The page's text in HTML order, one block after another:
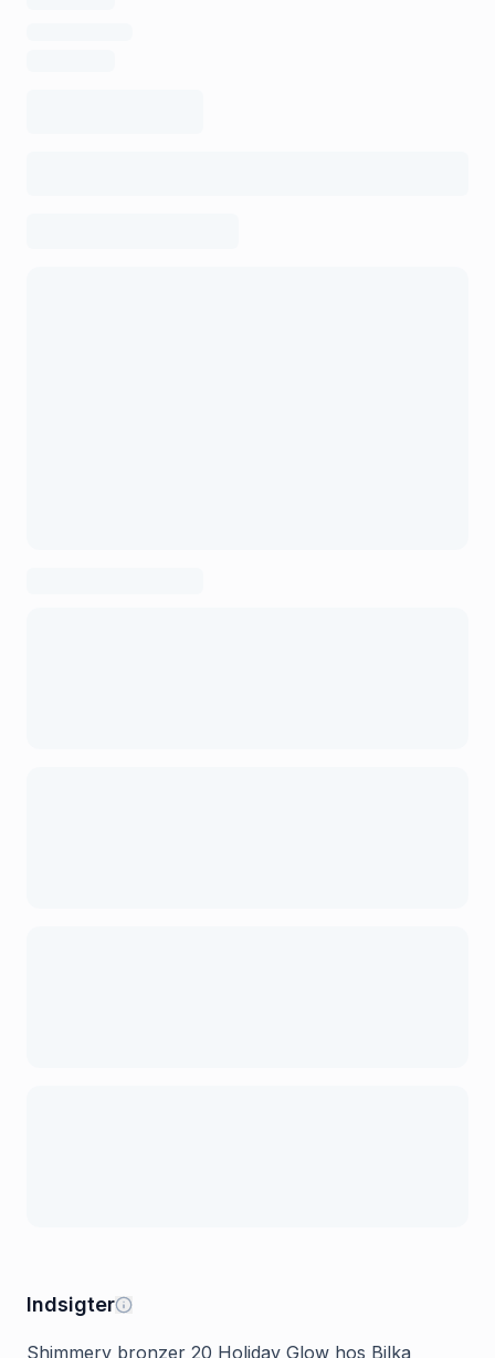
Indsigter
Shimmery bronzer 20 Holiday Glow hos Bilka